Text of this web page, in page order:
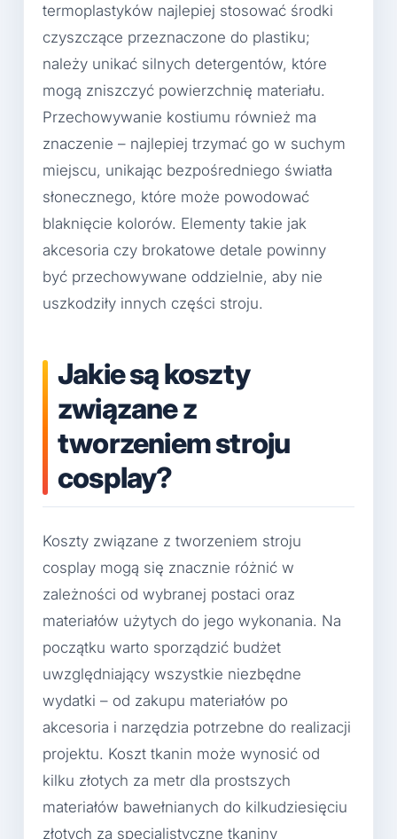
termoplastyków najlepiej stosować środki
czyszczące przeznaczone do plastiku;
należy unikać silnych detergentów, które
mogą zniszczyć powierzchnię materiału.
Przechowywanie kostiumu również ma
znaczenie – najlepiej trzymać go w suchym
miejscu, unikając bezpośredniego światła
słonecznego, które może powodować
blaknięcie kolorów. Elementy takie jak
akcesoria czy brokatowe detale powinny
być przechowywane oddzielnie, aby nie
uszkodziły innych części stroju.
Jakie są koszty
związane z
tworzeniem stroju
cosplay?
Koszty związane z tworzeniem stroju
cosplay mogą się znacznie różnić w
zależności od wybranej postaci oraz
materiałów użytych do jego wykonania. Na
początku warto sporządzić budżet
uwzględniający wszystkie niezbędne
wydatki – od zakupu materiałów po
akcesoria i narzędzia potrzebne do realizacji
projektu. Koszt tkanin może wynosić od
kilku złotych za metr dla prostszych
materiałów bawełnianych do kilkudziesięciu
złotych za specjalistyczne tkaniny